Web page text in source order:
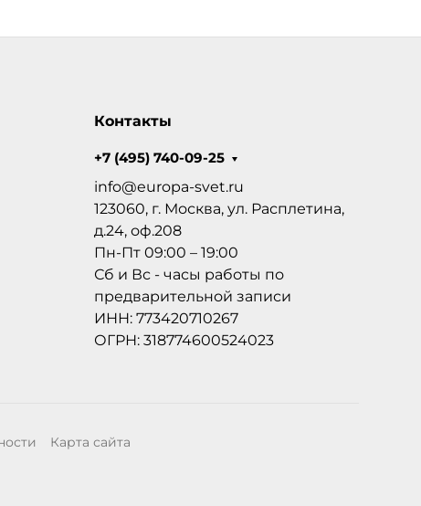
Контакты
+7 (495) 740-09-25
info@europa-svet.ru
123060, г. Москва, ул. Расплетина,
д.24, оф.208
Пн-Пт 09:00 – 19:00
Сб и Вс - часы работы по
предварительной записи
ИНН: 773420710267
ОГРН: 318774600524023
Карта сайта